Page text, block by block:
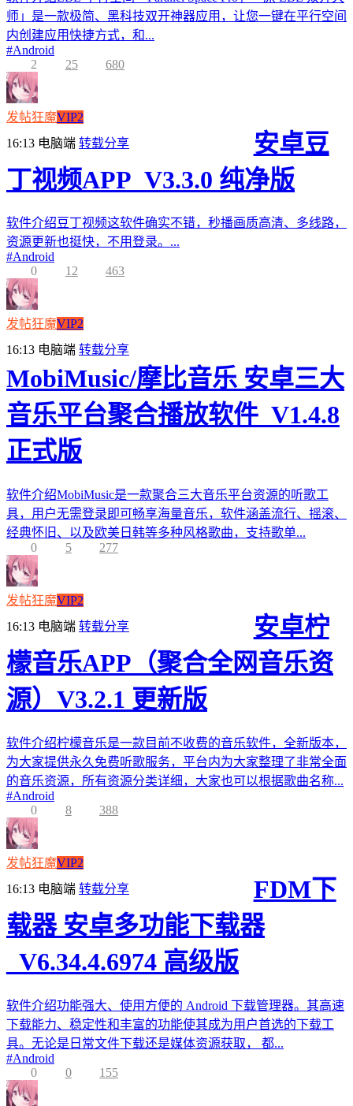
师」是一款极简、黑科技双开神器应用，让您一键在平行空间
内创建应用快捷方式，和...
#Android
2
25 680
发帖狂魔VIP2
16:13 电脑端 转载分享
安卓豆
丁视频APP_V3.3.0 纯净版
软件介绍豆丁视频这软件确实不错，秒播画质高清、多线路，
资源更新也挺快，不用登录。...
#Android
0
12 463
发帖狂魔VIP2
16:13 电脑端 转载分享
MobiMusic/摩比音乐 安卓三大
音乐平台聚合播放软件_V1.4.8
正式版
软件介绍MobiMusic是一款聚合三大音乐平台资源的听歌工
具，用户无需登录即可畅享海量音乐，软件涵盖流行、摇滚、
经典怀旧、以及欧美日韩等多种风格歌曲，支持歌单...
0
5 277
发帖狂魔VIP2
16:13 电脑端 转载分享
安卓柠
檬音乐APP（聚合全网音乐资
源）V3.2.1 更新版
软件介绍柠檬音乐是一款目前不收费的音乐软件，全新版本，
为大家提供永久免费听歌服务，平台内为大家整理了非常全面
的音乐资源，所有资源分类详细，大家也可以根据歌曲名称...
#Android
0
8 388
发帖狂魔VIP2
16:13 电脑端 转载分享
FDM下
载器 安卓多功能下载器
_V6.34.4.6974 高级版
软件介绍功能强大、使用方便的 Android 下载管理器。其高速
下载能力、稳定性和丰富的功能使其成为用户首选的下载工
具。无论是日常文件下载还是媒体资源获取， 都...
#Android
0
0 155